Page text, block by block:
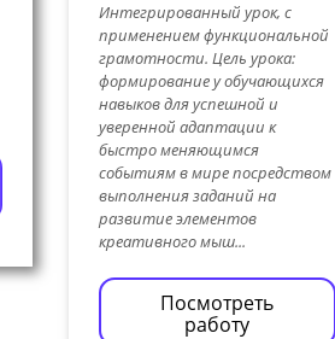
Интегрированный урок, с
применением функциональной
грамотности. Цель урока:
формирование у обучающихся
навыков для успешной и
уверенной адаптации к
быстро меняющимся
событиям в мире посредством
выполнения заданий на
развитие элементов
креативного мыш...
Посмотреть
работу